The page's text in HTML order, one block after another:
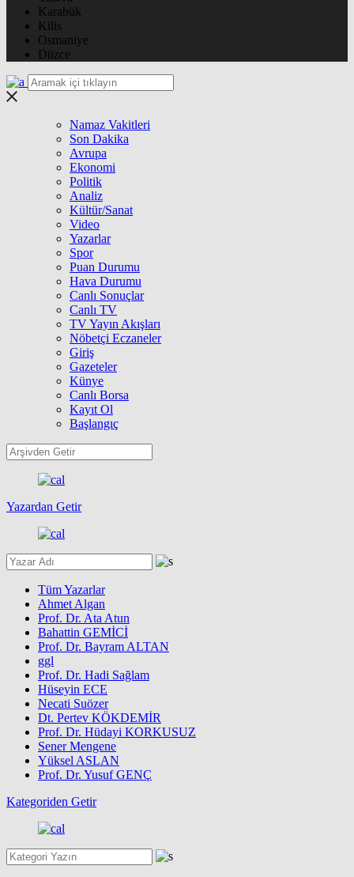
Karabük
Kilis
Osmaniye
Düzce
Namaz Vakitleri
Son Dakika
Avrupa
Ekonomi
Politik
Analiz
Kültür/Sanat
Video
Yazarlar
Spor
Puan Durumu
Hava Durumu
Canlı Sonuçlar
Canlı TV
TV Yayın Akışları
Nöbetçi Eczaneler
Giriş
Gazeteler
Künye
Canlı Borsa
Kayıt Ol
Başlangıç
Yazardan Getir
Tüm Yazarlar
Ahmet Algan
Prof. Dr. Ata Atun
Bahattin GEMİCİ
Prof. Dr. Bayram ALTAN
ggl
Prof. Dr. Hadi Sağlam
Hüseyin ECE
Necati Suözer
Dt. Pertev KÖKDEMİR
Prof. Dr. Hüdayi KORKUSUZ
Sener Mengene
Yüksel ASLAN
Prof. Dr. Yusuf GENÇ
Kategoriden Getir